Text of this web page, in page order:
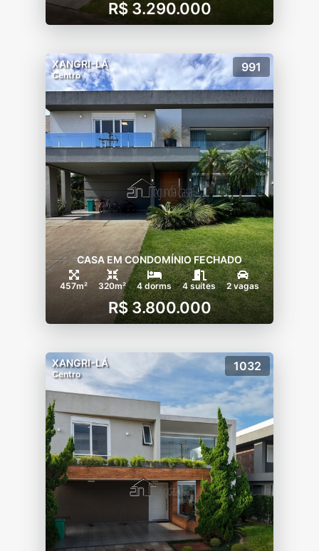
R$ 3.290.000
XANGRI-LÁ
Centro
991
CASA EM CONDOMÍNIO FECHADO
457m² 320m² 4 dorms 4 suítes 2 vagas
R$ 3.800.000
XANGRI-LÁ
Centro
1032